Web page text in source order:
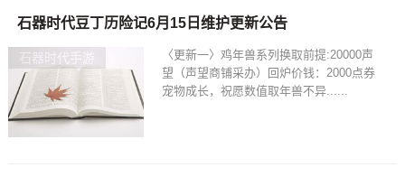
石器时代豆丁历险记6月15日维护更新公告
〈更新一〉鸡年兽系列换取前提:20000声
望（声望商铺采办）回炉价钱：2000点券
宠物成长，祝愿数值取年兽不异......